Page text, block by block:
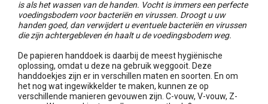
is als het wassen van de handen. Vocht is immers een perfecte
voedingsbodem voor bacteriën en virussen. Droogt u uw
handen goed, dan verwijdert u eventuele bacteriën en virussen
die zijn achtergebleven én haalt u de voedingsbodem weg.
De papieren handdoek is daarbij de meest hygiënische
oplossing, omdat u deze na gebruik weggooit. Deze
handdoekjes zijn er in verschillen maten en soorten. En om
het nog wat ingewikkelder te maken, kunnen ze op
verschillende manieren gevouwen zijn. C-vouw, V-vouw, Z-